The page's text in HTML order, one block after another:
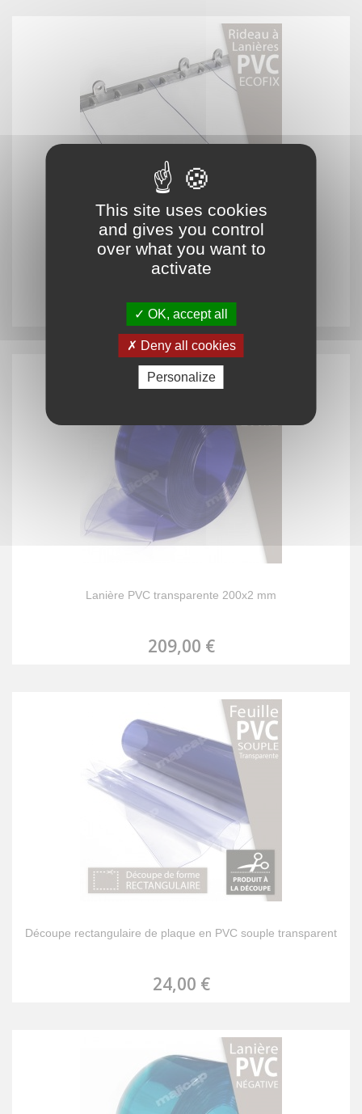
Rideau fixe à lanières PVC "Ecofix" pour engins
136,00 €
Lanière PVC transparente 200x2 mm
209,00 €
Découpe rectangulaire de plaque en PVC souple transparent
24,00 €
This site uses cookies
and gives you control
over what you want to
activate
OK, accept all
Deny all cookies
Personalize